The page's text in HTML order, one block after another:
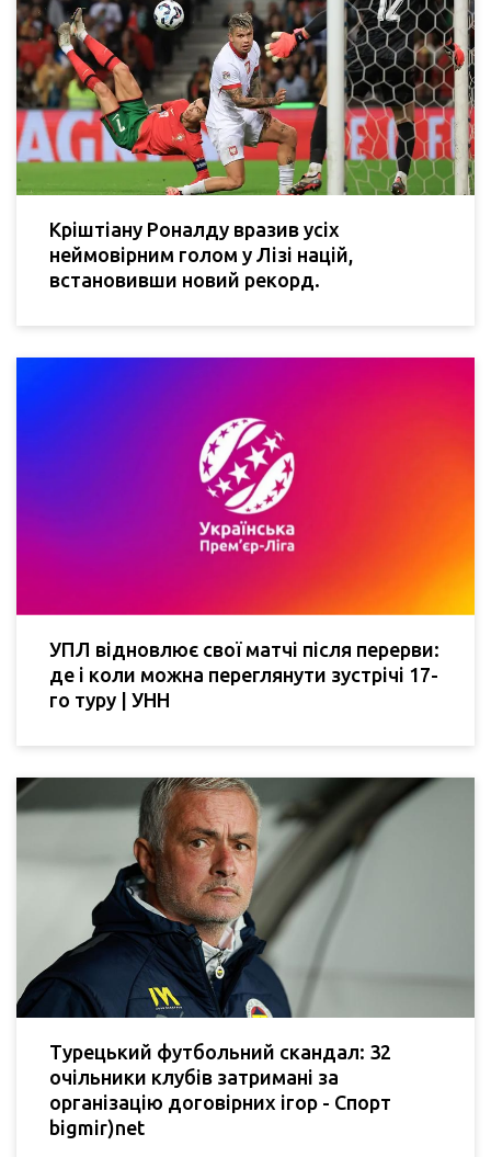
Кріштіану Роналду вразив усіх
неймовірним голом у Лізі націй,
встановивши новий рекорд.
УПЛ відновлює свої матчі після перерви:
де і коли можна переглянути зустрічі 17-
го туру | УНН
Турецький футбольний скандал: 32
очільники клубів затримані за
організацію договірних ігор - Спорт
bigmir)net